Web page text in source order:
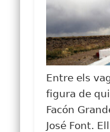
Entre els
figura de
Facón
José Font.